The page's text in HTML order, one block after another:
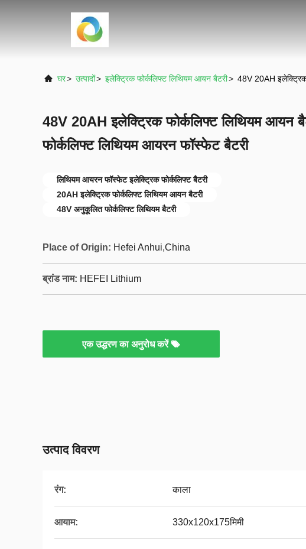
घर> उत्पादों> इलेक्ट्रिक फोर्कलिफ्ट लिथियम आयन बैटरी> 48V 20AH
48V 20AH इलेक्ट्रिक फोर्कलिफ्ट लिथियम आयन
फोर्कलिफ्ट लिथियम आयरन फॉस्फेट बैटरी
लिथियम आयरन फॉस्फेट इलेक्ट्रिक फोर्कलिफ्ट बैटरी
20AH इलेक्ट्रिक फोर्कलिफ्ट लिथियम आयन बैटरी
48V अनुकूलित फोर्कलिफ्ट लिथियम बैटरी
Place of Origin: Hefei Anhui,China
ब्रांड नाम: HEFEI Lithium
एक उद्धरण का अनुरोध करें
उत्पाद विवरण
रंग: काला
आयाम: 330x120x175मिमी